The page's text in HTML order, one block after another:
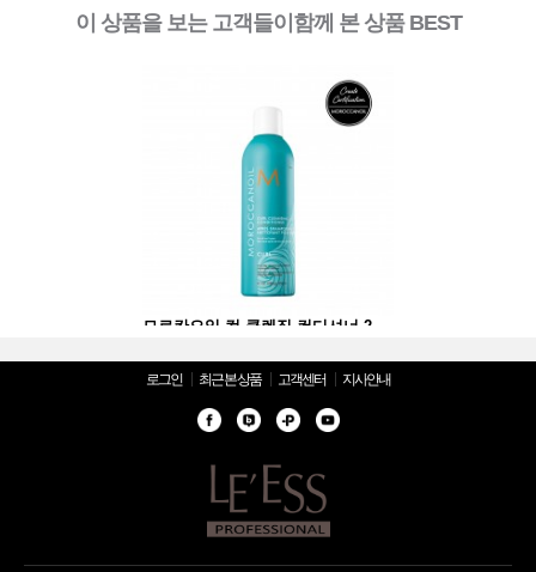
이 상품을 보는 고객들이함께 본 상품 BEST
로그인 최근 본 상품 고객센터 지사안내